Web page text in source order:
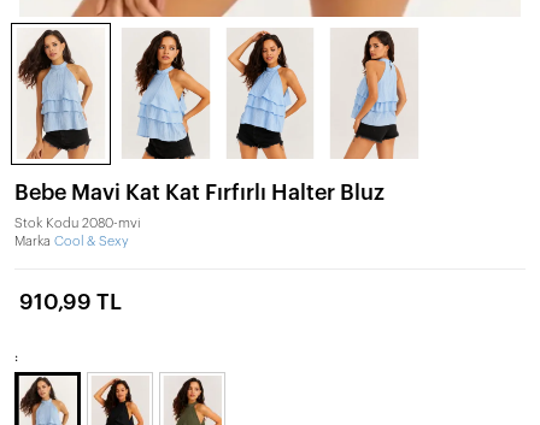
Bebe Mavi Kat Kat Fırfırlı Halter Bluz
Stok Kodu 2080-mvi
Marka Cool & Sexy
910,99 TL
: